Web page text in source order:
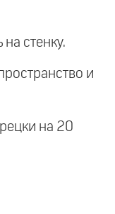
стенку.
и
на 20